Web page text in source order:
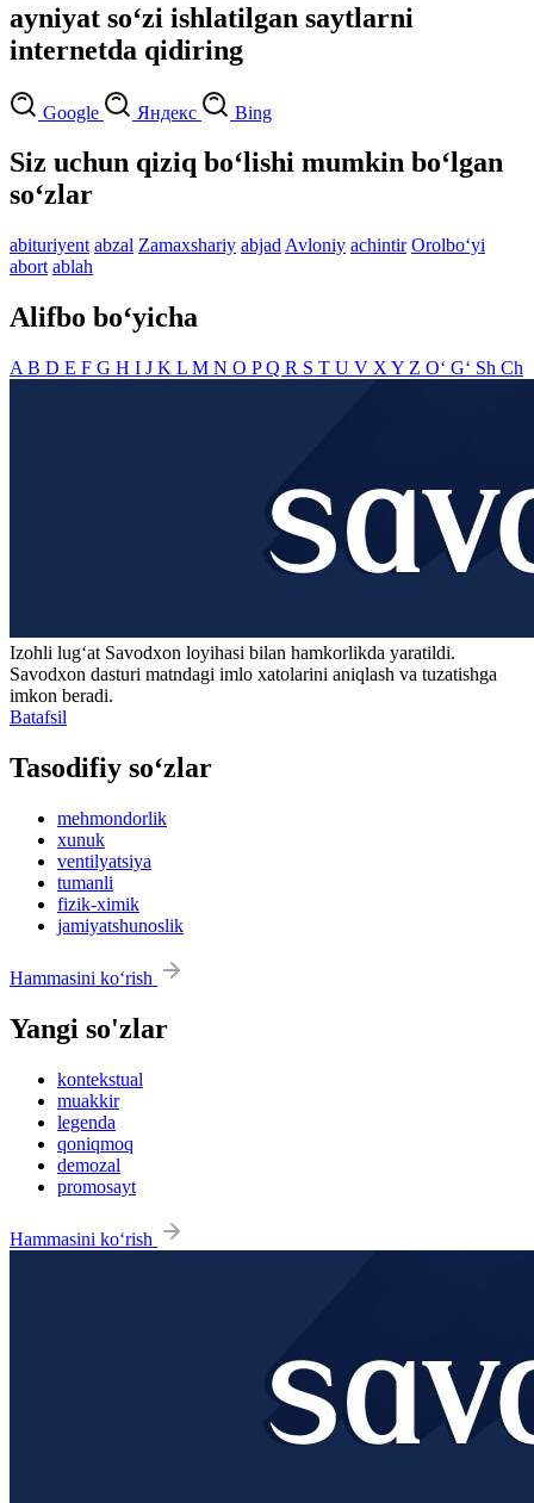
ayniyat so‘zi ishlatilgan saytlarni
internetda qidiring
Google Яндекс Bing
Siz uchun qiziq bo‘lishi mumkin bo‘lgan
so‘zlar
abituriyent abzal Zamaxshariy abjad Avloniy achintir Orolbo‘yi
abort ablah
Alifbo bo‘yicha
A B D E F G H I J K L M N O PQ R S T U V X Y Z O‘ G‘ Sh Ch
Izohli lugʻat Savodxon loyihasi bilan hamkorlikda yaratildi.
Savodxon dasturi matndagi imlo xatolarini aniqlash va tuzatishga
imkon beradi.
Batafsil
Tasodifiy so‘zlar
mehmondorlik
xunuk
ventilyatsiya
tumanli
fizik-ximik
jamiyatshunoslik
Hammasini ko‘rish
Yangi so'zlar
kontekstual
muakkir
legenda
qoniqmoq
demozal
promosayt
Hammasini ko‘rish